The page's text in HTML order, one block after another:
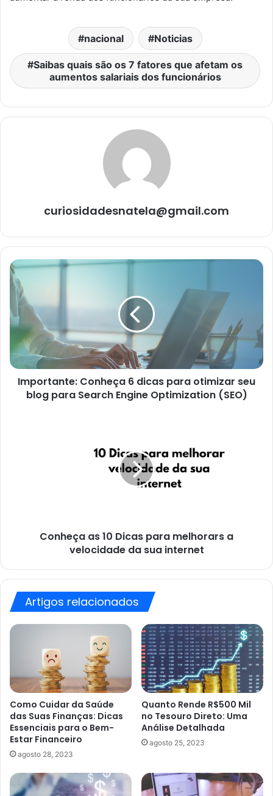
nacional Noticias
Saibas quais são os 7 fatores que afetam os
aumentos salariais dos funcionários
curiosidadesnatela@gmail.com
Importante:
Conheça
dicas
para
otimizar
seu
blog
para
Search
Engine
Importante: Conheça 6 dicas para otimizar seu
blog para Search Engine Optimization (SEO)
Conheça as 10 Dicas para melhorars a
velocidade da sua internet
Artigos relacionados
Como Cuidar da Saúde
das Suas Finanças: Dicas
Essenciais para o Bem-
Estar Financeiro
agosto 28, 2023
Quanto Rende R$500 Mil
no Tesouro Direto: Uma
Análise Detalhada
agosto 25, 2023